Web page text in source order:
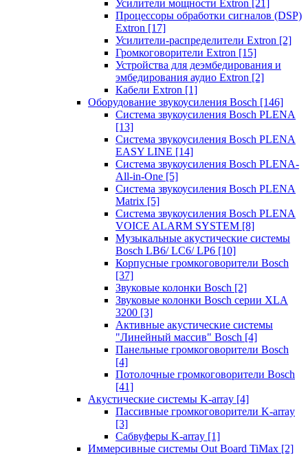
Усилители мощности Extron [21]
Процессоры обработки сигналов (DSP)
Extron [17]
Усилители-распределители Extron [2]
Громкоговорители Extron [15]
Устройства для деэмбедирования и
эмбедирования аудио Extron [2]
Кабели Extron [1]
Оборудование звукоусиления Bosch [146]
Система звукоусиления Bosch PLENA
[13]
Система звукоусиления Bosch PLENA
EASY LINE [14]
Система звукоусиления Bosch PLENA-
All-in-One [5]
Система звукоусиления Bosch PLENA
Matrix [5]
Система звукоусиления Bosch PLENA
VOICE ALARM SYSTEM [8]
Музыкальные акустические системы
Bosch LB6/ LC6/ LP6 [10]
Корпусные громкоговорители Bosch
[37]
Звуковые колонки Bosch [2]
Звуковые колонки Bosch серии XLA
3200 [3]
Активные акустические системы
"Линейный массив" Bosch [4]
Панельные громкоговорители Bosch
[4]
Потолочные громкоговорители Bosch
[41]
Акустические системы K-array [4]
Пассивные громкоговорители K-array
[3]
Сабвуферы K-array [1]
Иммерсивные системы Out Board TiMax [2]